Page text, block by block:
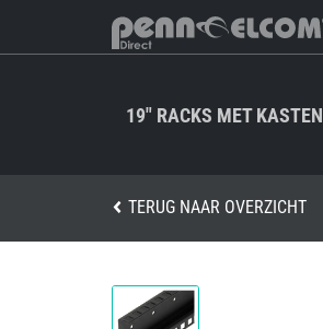
19" RACKS MET KASTEN
TERUG NAAR OVERZICHT